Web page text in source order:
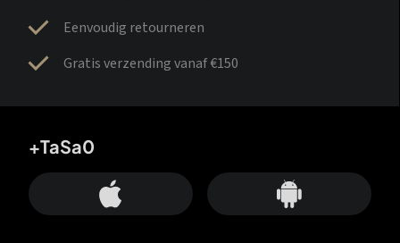
Eenvoudig retourneren
Gratis verzending vanaf €150
+TaSa0